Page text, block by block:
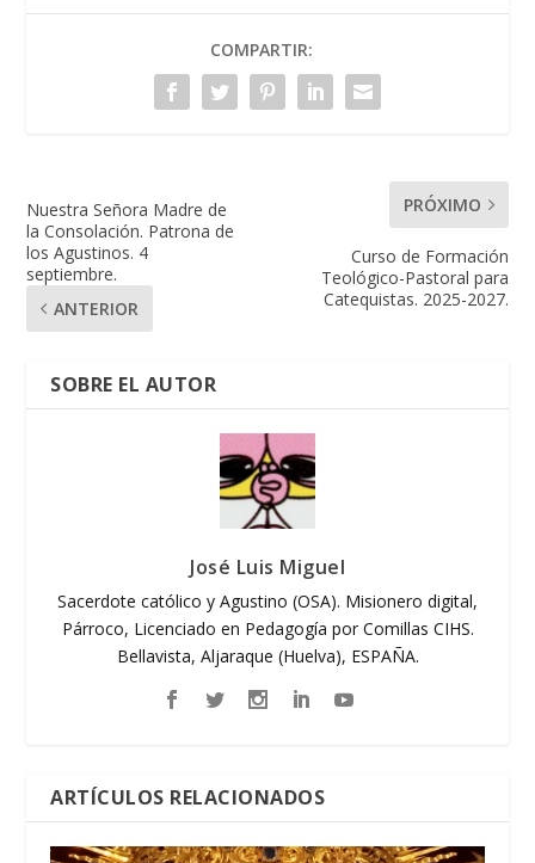
COMPARTIR:
Nuestra Señora Madre de
la Consolación. Patrona de
los Agustinos. 4
septiembre.
ANTERIOR
PRÓXIMO
Curso de Formación
Teológico-Pastoral para
Catequistas. 2025-2027.
SOBRE EL AUTOR
José Luis Miguel
Sacerdote católico y Agustino (OSA). Misionero digital,
Párroco, Licenciado en Pedagogía por Comillas CIHS.
Bellavista, Aljaraque (Huelva), ESPAÑA.
ARTÍCULOS RELACIONADOS